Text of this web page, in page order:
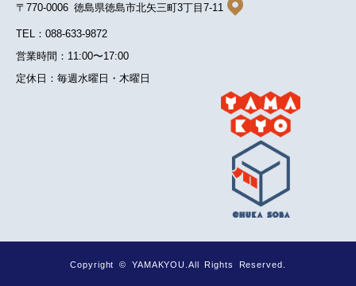
〒770-0006 徳島県徳島市北矢三町3丁目7-11
TEL：088-633-9872
営業時間：11:00〜17:00
定休日：毎週水曜日・木曜日
Copyright © YAMAKYOU.All Rights Reserved.